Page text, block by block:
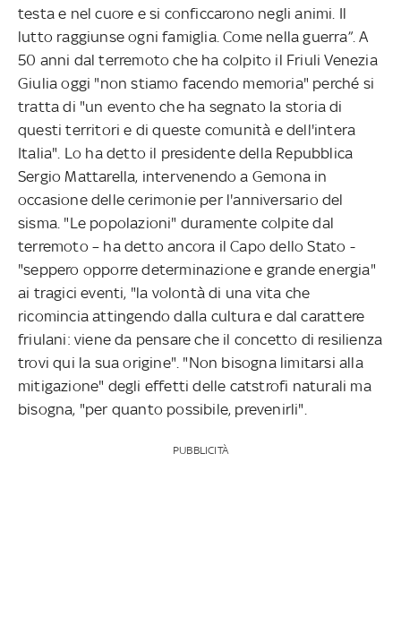
testa e nel cuore e si conficcarono negli animi. Il
lutto raggiunse ogni famiglia. Come nella guerra”. A
50 anni dal terremoto che ha colpito il Friuli Venezia
Giulia oggi "non stiamo facendo memoria" perché si
tratta di "un evento che ha segnato la storia di
questi territori e di queste comunità e dell'intera
Italia". Lo ha detto il presidente della Repubblica
Sergio Mattarella, intervenendo a Gemona in
occasione delle cerimonie per l'anniversario del
sisma. "Le popolazioni" duramente colpite dal
terremoto – ha detto ancora il Capo dello Stato -
"seppero opporre determinazione e grande energia"
ai tragici eventi, "la volontà di una vita che
ricomincia attingendo dalla cultura e dal carattere
friulani: viene da pensare che il concetto di resilienza
trovi qui la sua origine". "Non bisogna limitarsi alla
mitigazione" degli effetti delle catstrofi naturali ma
bisogna, "per quanto possibile, prevenirli".
PUBBLICITÀ